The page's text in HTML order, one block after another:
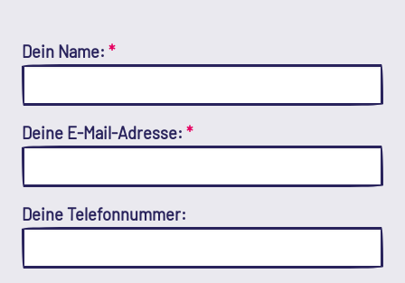
Dein Name: *
Deine E-Mail-Adresse: *
Deine Telefonnummer: